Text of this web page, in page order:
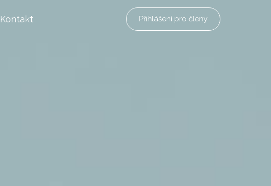
Kontakt Přihlášení pro členy